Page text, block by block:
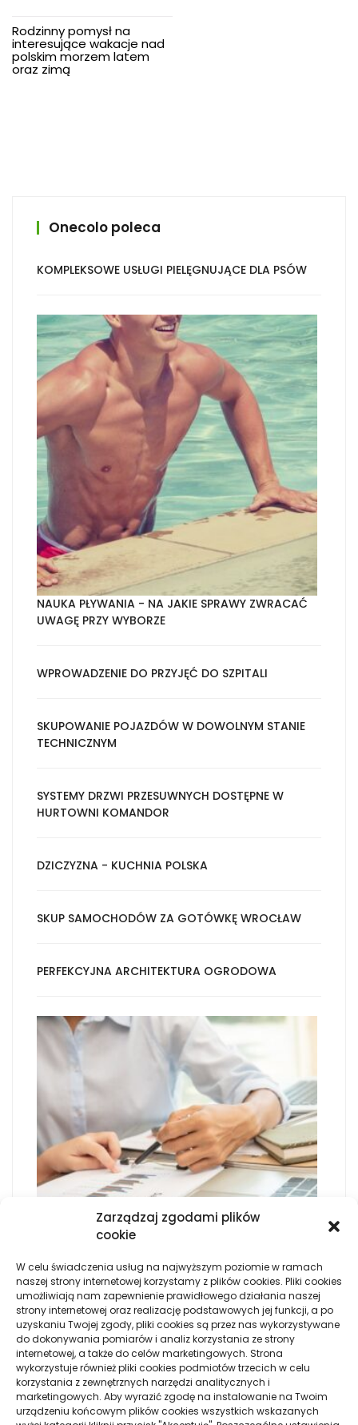
Zarządzaj zgodami plików
cookie
W celu świadczenia usług na najwyższym poziomie w ramach
naszej strony internetowej korzystamy z plików cookies. Pliki cookies
umożliwiają nam zapewnienie prawidłowego działania naszej
strony internetowej oraz realizację podstawowych jej funkcji, a po
uzyskaniu Twojej zgody, pliki cookies są przez nas wykorzystywane
do dokonywania pomiarów i analiz korzystania ze strony
internetowej, a także do celów marketingowych. Strona
wykorzystuje również pliki cookies podmiotów trzecich w celu
korzystania z zewnętrznych narzędzi analitycznych i
marketingowych. Aby wyrazić zgodę na instalowanie na Twoim
urządzeniu końcowym plików cookies wszystkich wskazanych
Rodzinny pomysł na
interesujące wakacje nad
polskim morzem latem
oraz zimą
Onecolo poleca
KOMPLEKSOWE USŁUGI PIELĘGNUJĄCE DLA PSÓW
NAUKA PŁYWANIA - NA JAKIE SPRAWY ZWRACAĆ
UWAGĘ PRZY WYBORZE
WPROWADZENIE DO PRZYJĘĆ DO SZPITALI
SKUPOWANIE POJAZDÓW W DOWOLNYM STANIE
TECHNICZNYM
SYSTEMY DRZWI PRZESUWNYCH DOSTĘPNE W
HURTOWNI KOMANDOR
DZICZYZNA - KUCHNIA POLSKA
SKUP SAMOCHODÓW ZA GOTÓWKĘ WROCŁAW
PERFEKCYJNA ARCHITEKTURA OGRODOWA
CZEMU WARTO PRZEKAZAĆ KSIĘGOWOŚĆ DO
PROFESJONALNEGO BIURA
KORZYŚCI Z PROWADZENIA CIĄŻY U PRYWATNEGO
GINEKOLOGA